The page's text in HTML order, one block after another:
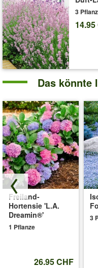
3
Das könnte
Freiland-
Hortensie 'L.A.
Dreamin®'
1 Pflanze
26.95 CHF
3